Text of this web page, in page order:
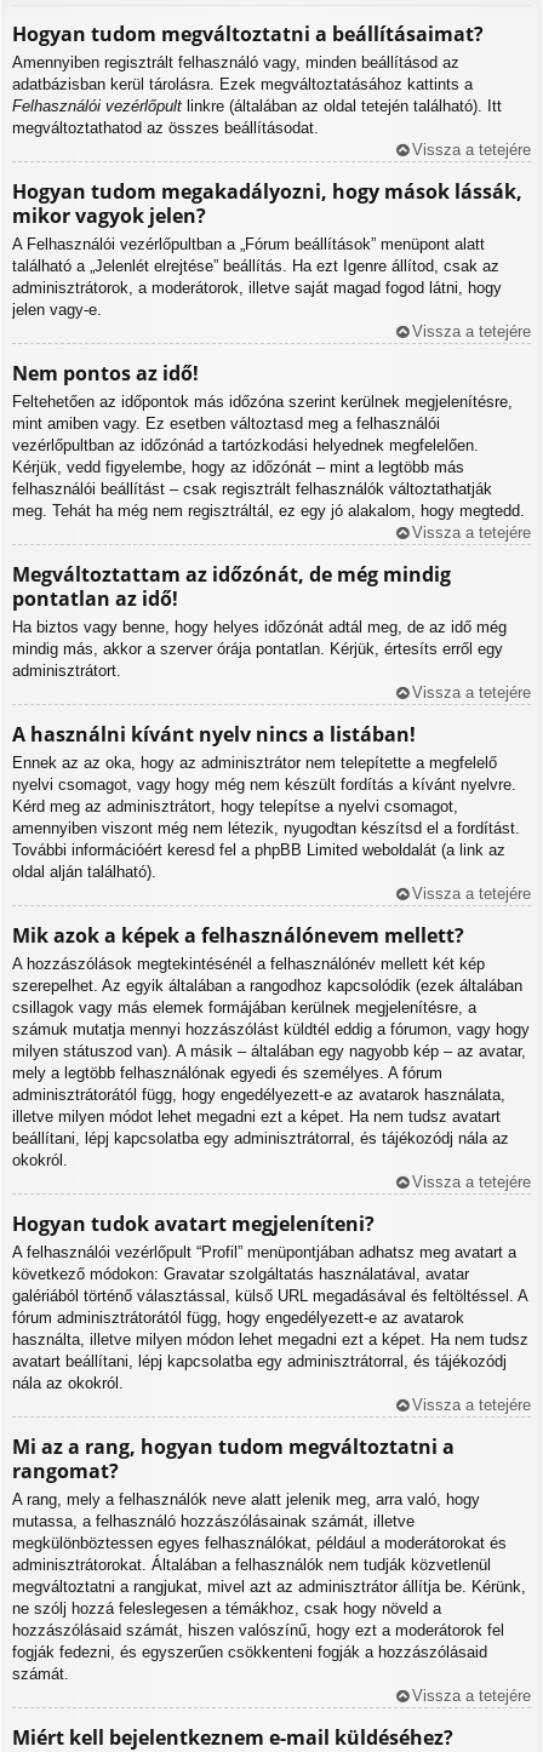
Hogyan tudom megváltoztatni a beállításaimat?
Amennyiben regisztrált felhasználó vagy, minden beállításod az
adatbázisban kerül tárolásra. Ezek megváltoztatásához kattints a
Felhasználói vezérlőpult linkre (általában az oldal tetején található). Itt
megváltoztathatod az összes beállításodat.
Vissza a tetejére
Hogyan tudom megakadályozni, hogy mások lássák,
mikor vagyok jelen?
A Felhasználói vezérlőpultban a „Fórum beállítások” menüpont alatt
található a „Jelenlét elrejtése” beállítás. Ha ezt Igenre állítod, csak az
adminisztrátorok, a moderátorok, illetve saját magad fogod látni, hogy
jelen vagy-e.
Vissza a tetejére
Nem pontos az idő!
Feltehetően az időpontok más időzóna szerint kerülnek megjelenítésre,
mint amiben vagy. Ez esetben változtasd meg a felhasználói
vezérlőpultban az időzónád a tartózkodási helyednek megfelelően.
Kérjük, vedd figyelembe, hogy az időzónát – mint a legtöbb más
felhasználói beállítást – csak regisztrált felhasználók változtathatják
meg. Tehát ha még nem regisztráltál, ez egy jó alakalom, hogy megtedd.
Vissza a tetejére
Megváltoztattam az időzónát, de még mindig
pontatlan az idő!
Ha biztos vagy benne, hogy helyes időzónát adtál meg, de az idő még
mindig más, akkor a szerver órája pontatlan. Kérjük, értesíts erről egy
adminisztrátort.
Vissza a tetejére
A használni kívánt nyelv nincs a listában!
Ennek az az oka, hogy az adminisztrátor nem telepítette a megfelelő
nyelvi csomagot, vagy hogy még nem készült fordítás a kívánt nyelvre.
Kérd meg az adminisztrátort, hogy telepítse a nyelvi csomagot,
amennyiben viszont még nem létezik, nyugodtan készítsd el a fordítást.
További információért keresd fel a phpBB Limited weboldalát (a link az
oldal alján található).
Vissza a tetejére
Mik azok a képek a felhasználónevem mellett?
A hozzászólások megtekintésénél a felhasználónév mellett két kép
szerepelhet. Az egyik általában a rangodhoz kapcsolódik (ezek általában
csillagok vagy más elemek formájában kerülnek megjelenítésre, a
számuk mutatja mennyi hozzászólást küldtél eddig a fórumon, vagy hogy
milyen státuszod van). A másik – általában egy nagyobb kép – az avatar,
mely a legtöbb felhasználónak egyedi és személyes. A fórum
adminisztrátorától függ, hogy engedélyezett-e az avatarok használata,
illetve milyen módot lehet megadni ezt a képet. Ha nem tudsz avatart
beállítani, lépj kapcsolatba egy adminisztrátorral, és tájékozódj nála az
okokról.
Vissza a tetejére
Hogyan tudok avatart megjeleníteni?
A felhasználói vezérlőpult “Profil” menüpontjában adhatsz meg avatart a
következő módokon: Gravatar szolgáltatás használatával, avatar
galériából történő választással, külső URL megadásával és feltöltéssel. A
fórum adminisztrátorától függ, hogy engedélyezett-e az avatarok
használta, illetve milyen módon lehet megadni ezt a képet. Ha nem tudsz
avatart beállítani, lépj kapcsolatba egy adminisztrátorral, és tájékozódj
nála az okokról.
Vissza a tetejére
Mi az a rang, hogyan tudom megváltoztatni a
rangomat?
A rang, mely a felhasználók neve alatt jelenik meg, arra való, hogy
mutassa, a felhasználó hozzászólásainak számát, illetve
megkülönböztessen egyes felhasználókat, például a moderátorokat és
adminisztrátorokat. Általában a felhasználók nem tudják közvetlenül
megváltoztatni a rangjukat, mivel azt az adminisztrátor állítja be. Kérünk,
ne szólj hozzá feleslegesen a témákhoz, csak hogy növeld a
hozzászólásaid számát, hiszen valószínű, hogy ezt a moderátorok fel
fogják fedezni, és egyszerűen csökkenteni fogják a hozzászólásaid
számát.
Vissza a tetejére
Miért kell bejelentkeznem e-mail küldéséhez?